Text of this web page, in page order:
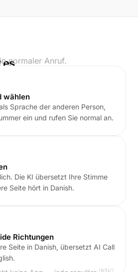
esnormaler Anruf.
wählen
Sprache der anderen Person,
ein und rufen Sie normal an.
Die KI übersetzt Ihre Stimme
Seite hört in Danish.
Richtungen
Seite in Danish, übersetzt AI Call